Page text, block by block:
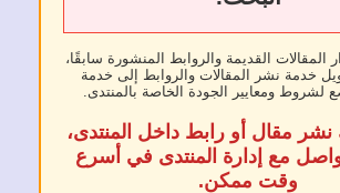
القديمة والروابط المنشورة سابقًا،
المقالات والروابط إلى خدمة
الجودة الخاصة بالمنتدى.
أو رابط داخل المنتدى،
إدارة المنتدى في أسرع
ممكن.